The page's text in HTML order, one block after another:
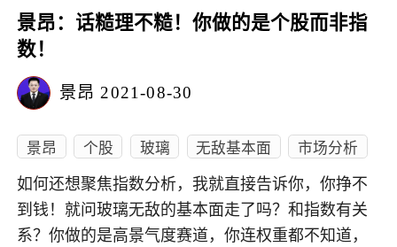
景昂：话糙理不糙！你做的是个股而非指
数！
景昂 2021-08-30
景昂 个股 玻璃 无敌基本面 市场分析
如何还想聚焦指数分析，我就直接告诉你，你挣不
到钱！就问玻璃无敌的基本面走了吗？和指数有关
系？你做的是高景气度赛道，你连权重都不知道，